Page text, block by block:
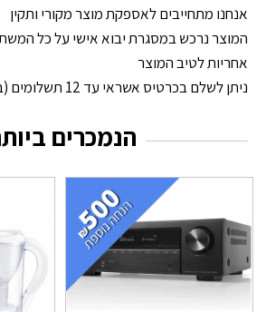
אנחנו מתחייבים לאספקת מוצר מקורי ותקין
המוצר נרכש במסגרת יבוא אישי על כל
אחריות לטיב המוצר
ניתן לשלם בכרטיס אשראי עד 12 תשלומים (בתוספת ריבית)
הנמכרים